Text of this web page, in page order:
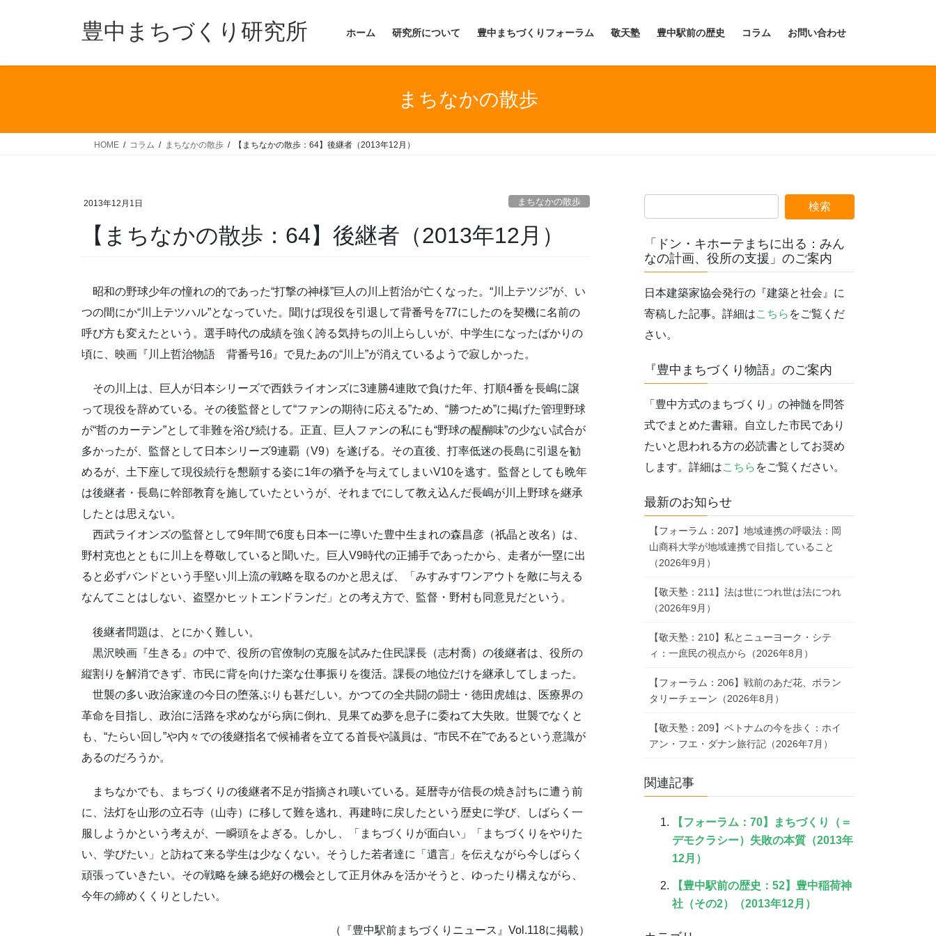
豊中まちづくり研究所 ホーム 研究所について 豊中まちづくりフォーラム 敬天塾 豊中駅前の歴史 コラム お問い合わせ
まちなかの散歩
HOME コラム まちなかの散歩 【まちなかの散歩：64】後継者（2013年12月）
2013年12月1日 まちなかの散歩
【まちなかの散歩：64】後継者（2013年12月）
昭和の野球少年の憧れの的であった“打撃の神様”巨人の川上哲治が亡くなった。“川上テツジ”が、い
つの間にか“川上テツハル”となっていた。聞けば現役を引退して背番号を77にしたのを契機に名前の
呼び方も変えたという。選手時代の成績を強く誇る気持ちの川上らしいが、中学生になったばかりの
頃に、映画『川上哲治物語 背番号16』で見たあの“川上”が消えているようで寂しかった。
その川上は、巨人が日本シリーズで西鉄ライオンズに3連勝4連敗で負けた年、打順4番を長嶋に譲
って現役を辞めている。その後監督として“ファンの期待に応える”ため、“勝つため”に掲げた管理野球
が“哲のカーテン”として非難を浴び続ける。正直、巨人ファンの私にも“野球の醍醐味”の少ない試合が
多かったが、監督として日本シリーズ9連覇（V9）を遂げる。その直後、打率低迷の長島に引退を勧
めるが、土下座して現役続行を懇願する姿に1年の猶予を与えてしまいV10を逃す。監督としても晩年
は後継者・長島に幹部教育を施していたというが、それまでにして教え込んだ長嶋が川上野球を継承
したとは思えない。
西武ライオンズの監督として9年間で6度も日本一に導いた豊中生まれの森昌彦（祇晶と改名）は、
野村克也とともに川上を尊敬していると聞いた。巨人V9時代の正捕手であったから、走者が一塁に出
ると必ずバンドという手堅い川上流の戦略を取るのかと思えば、「みすみすワンアウトを敵に与える
なんてことはしない、盗塁かヒットエンドランだ」との考え方で、監督・野村も同意見だという。
後継者問題は、とにかく難しい。
黒沢映画『生きる』の中で、役所の官僚制の克服を試みた住民課長（志村喬）の後継者は、役所の
縦割りを解消できず、市民に背を向けた楽な仕事振りを復活。課長の地位だけを継承してしまった。
世襲の多い政治家達の今日の堕落ぶりも甚だしい。かつての全共闘の闘士・徳田虎雄は、医療界の
革命を目指し、政治に活路を求めながら病に倒れ、見果てぬ夢を息子に委ねて大失敗。世襲でなくと
も、“たらい回し”や内々での後継指名で候補者を立てる首長や議員は、“市民不在”であるという意識が
あるのだろうか。
まちなかでも、まちづくりの後継者不足が指摘され嘆いている。延暦寺が信長の焼き討ちに遭う前
に、法灯を山形の立石寺（山寺）に移して難を逃れ、再建時に戻したという歴史に学び、しばらく一
服しようかという考えが、一瞬頭をよぎる。しかし、「まちづくりが面白い」「まちづくりをやりた
い、学びたい」と訪ねて来る学生は少なくない。そうした若者達に「遺言」を伝えながら今しばらく
頑張っていきたい。その戦略を練る絶好の機会として正月休みを活かそうと、ゆったり構えながら、
今年の締めくくりとしたい。
（『豊中駅前まちづくりニュース』Vol.118に掲載）
「ドン・キホーテまちに出る：みん
なの計画、役所の支援」のご案内
日本建築家協会発行の『建築と社会』に
寄稿した記事。詳細はこちら をご覧くだ
さい。
『豊中まちづくり物語』のご案内
「豊中方式のまちづくり」の神髄を問答
式でまとめた書籍。自立した市民であり
たいと思われる方の必読書としてお奨め
します。詳細はこちら をご覧ください。
最新のお知らせ
【フォーラム：207】地域連携の呼吸法：岡
山商科大学が地域連携で目指していること
（2026年9月）
【敬天塾：211】法は世につれ世は法につれ
（2026年9月）
【敬天塾：210】私とニューヨーク・シテ
ィ：一庶民の視点から（2026年8月）
【フォーラム：206】戦前のあだ花、ボラン
タリーチェーン（2026年8月）
【敬天塾：209】ベトナムの今を歩く：ホイ
アン・フエ・ダナン旅行記（2026年7月）
関連記事
【フォーラム：70】まちづくり（＝
デモクラシー）失敗の本質（2013年
12月）
【豊中駅前の歴史：52】豊中稲荷神
社（その2）（2013年12月）